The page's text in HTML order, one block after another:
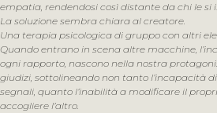
empatia, rendendosi così distante da chi le si
La soluzione sembra chiara al creatore.
Una terapia psicologica di gruppo con altri
Quando entrano in scena altre macchine,
ogni rapporto, nascono nella nostra
giudizi, sottolineando non tanto l’incapacità
segnali, quanto l’inabilità a modificare il
accogliere l’altro.